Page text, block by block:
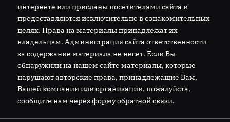
интернете или присланы посетителями сайта и
предоставляются исключительно в ознакомительных
целях. Права на материалы принадлежат их
владельцам. Администрация сайта ответственности
за содержание материала не несет. Если Вы
обнаружили на нашем сайте материалы, которые
нарушают авторские права, принадлежащие Вам,
Вашей компании или организации, пожалуйста,
сообщите нам через форму обратной связи.